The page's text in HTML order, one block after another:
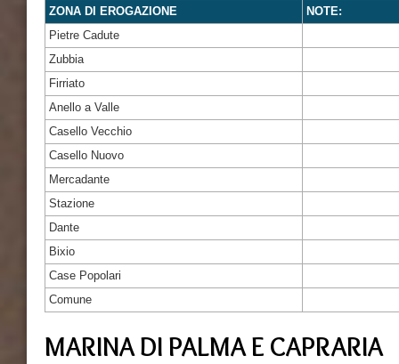
ZONA DI EROGAZIONE
NOTE:
Pietre Cadute
Zubbia
Firriato
Anello a Valle
Casello Vecchio
Casello Nuovo
Mercadante
Stazione
Dante
Bixio
Case Popolari
Comune
MARINA DI PALMA E CAPRARIA